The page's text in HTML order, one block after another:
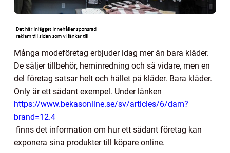
Många modeföretag erbjuder idag mer än bara kläder.
De säljer tillbehör, heminredning och så vidare, men en
del företag satsar helt och hållet på kläder. Bara kläder.
Only är ett sådant exempel. Under länken
https://www.bekasonline.se/sv/articles/6/dam?
brand=12.4
finns det information om hur ett sådant företag kan
exponera sina produkter till köpare online.